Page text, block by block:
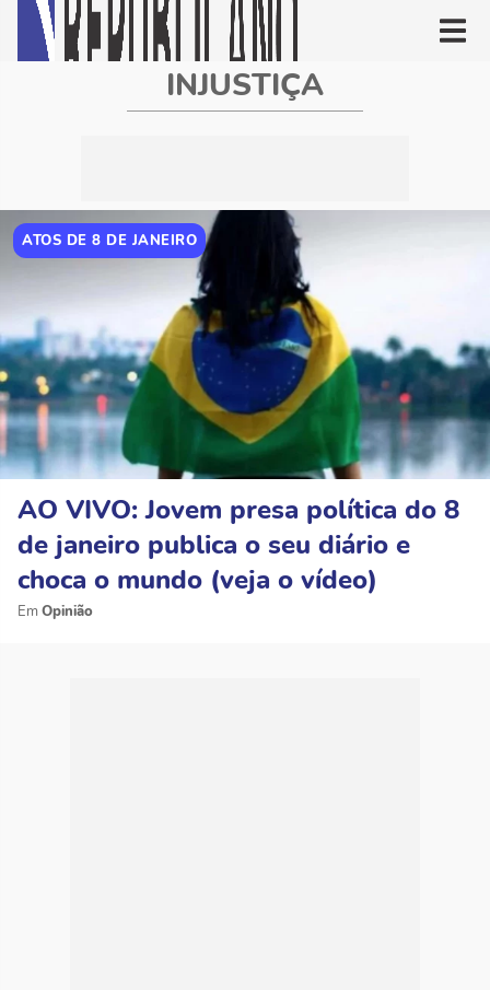
INJUSTIÇA
ATOS DE 8 DE JANEIRO
AO VIVO: Jovem presa política do 8
de janeiro publica o seu diário e
choca o mundo (veja o vídeo)
Opinião